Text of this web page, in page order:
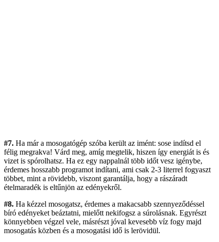
#7. Ha már a mosogatógép szóba került az imént: sose indítsd el
félig megrakva! Várd meg, amíg megtelik, hiszen így energiát is és
vizet is spórolhatsz. Ha ez egy nappalnál több időt vesz igénybe,
érdemes hosszabb programot indítani, ami csak 2-3 literrel fogyaszt
többet, mint a rövidebb, viszont garantálja, hogy a rászáradt
ételmaradék is eltűnjön az edényekről.
#8. Ha kézzel mosogatsz, érdemes a makacsabb szennyeződéssel
bíró edényeket beáztatni, mielőtt nekifogsz a súrolásnak. Egyrészt
könnyebben végzel vele, másrészt jóval kevesebb víz fogy majd
mosogatás közben és a mosogatási idő is lerövidül.